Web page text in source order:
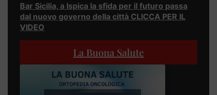
Bar Sicilia, a Ispica la sfida per il futuro passa
dal nuovo governo della città CLICCA PER IL
VIDEO
La Buona Salute